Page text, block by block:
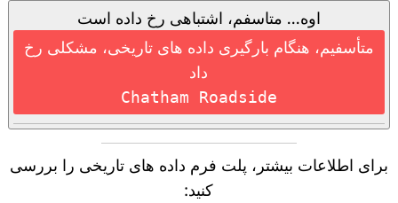
اوه... متاسفم، اشتباهی رخ داده است
متأسفیم، هنگام بارگیری داده های تاریخی، مشکلی رخ
داد
Chatham Roadside
برای اطلاعات بیشتر، پلت فرم داده های تاریخی را بررسی
کنید: